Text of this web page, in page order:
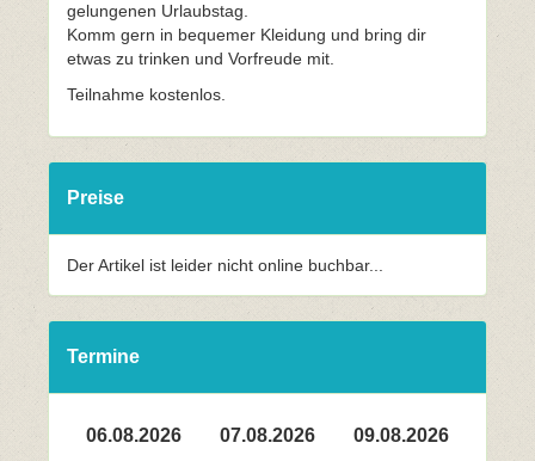
gelungenen Urlaubstag.
Komm gern in bequemer Kleidung und bring dir
etwas zu trinken und Vorfreude mit.
Teilnahme kostenlos.
Preise
Der Artikel ist leider nicht online buchbar...
Termine
06.08.2026 07.08.2026 09.08.2026